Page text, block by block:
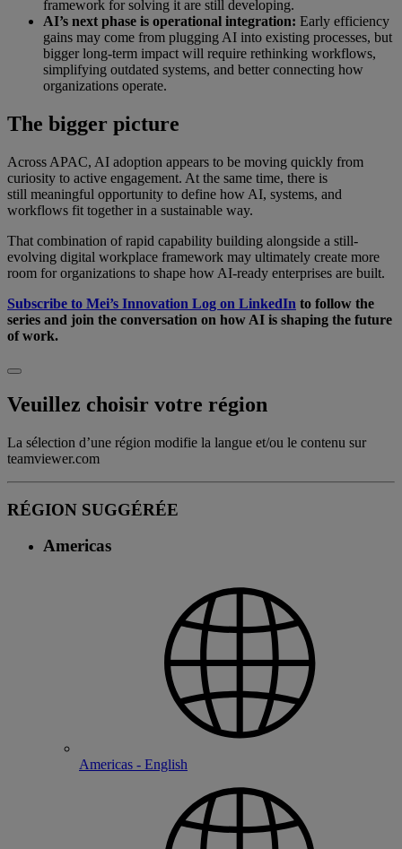
framework for solving it are still developing.
AI’s next phase is operational integration: Early efficiency
gains may come from plugging AI into existing processes, but
bigger long-term impact will require rethinking workflows,
simplifying outdated systems, and better connecting how
organizations operate.
The bigger picture
Across APAC, AI adoption appears to be moving quickly from
curiosity to active engagement. At the same time, there is
still meaningful opportunity to define how AI, systems, and
workflows fit together in a sustainable way.
That combination of rapid capability building alongside a still-
evolving digital workplace framework may ultimately create more
room for organizations to shape how AI-ready enterprises are built.
Subscribe to Mei’s Innovation Log on LinkedIn to follow the
series and join the conversation on how AI is shaping the future
of work.
Veuillez choisir votre région
La sélection d’une région modifie la langue et/ou le contenu sur
teamviewer.com
RÉGION SUGGÉRÉE
Americas
Americas - English